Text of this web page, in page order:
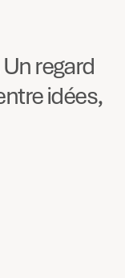
Un regard
idées,